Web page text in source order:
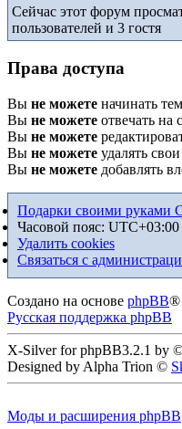
Сейчас этот форум
пользователей и 3 гостя
Права доступа
Вы не можете начинать
Вы не можете отвечать на
Вы не можете
Вы не можете удалять
Вы не можете добавлять
Подарки своими руками
Часовой пояс: UTC+03:00
Удалить cookies
Связаться с
Создано на основе phpBB®
Русская поддержка phpBB
X-Silver for phpBB3.2.1 by
Designed by Alpha Trion ©
Моды и расширения phpBB